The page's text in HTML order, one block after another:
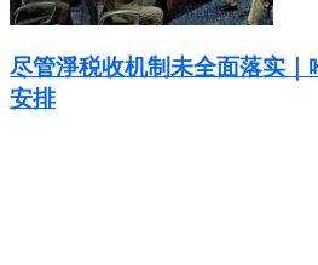
尽管淨税收机制未全面落实｜
安排